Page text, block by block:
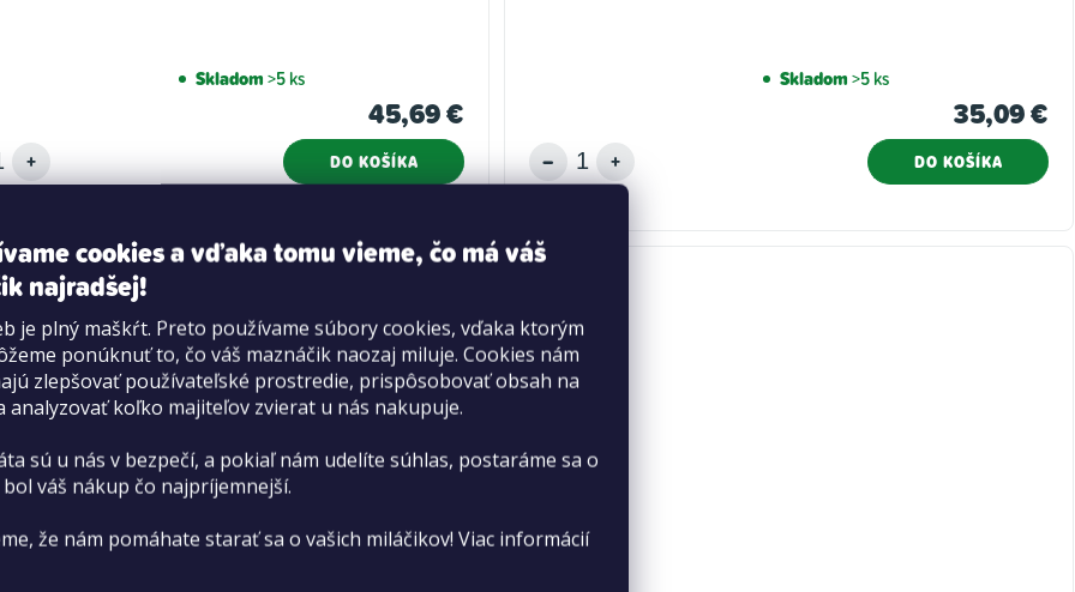
cookies a vďaka tomu vieme, čo má váš
najradšej!
je plný maškŕt. Preto používame súbory cookies, vďaka ktorým
ponúknuť to, čo váš maznáčik naozaj miluje. Cookies nám
zlepšovať používateľské prostredie, prispôsobovať obsah na
analyzovať koľko majiteľov zvierat u nás nakupuje.
sú u nás v bezpečí, a pokiaľ nám udelíte súhlas, postaráme sa o
váš nákup čo najpríjemnejší.
že nám pomáhate starať sa o vašich miláčikov! Viac informácií
Skladom>5 ks
45,69 €
DO KOŠÍKA
Skladom>5 ks
35,09 €
DO KOŠÍKA